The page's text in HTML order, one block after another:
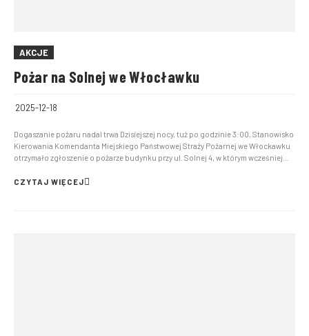
AKCJE
Pożar na Solnej we Włocławku
2025-12-18
Dogaszanie pożaru nadal trwa Dzisiejszej nocy, tuż po godzinie 3:00, Stanowisko
Kierowania Komendanta Miejskiego Państwowej Straży Pożarnej we Włockawku
otrzymało zgłoszenie o pożarze budynku przy ul. Solnej 4, w którym wcześniej
zastępów Państwowej Straży Pożarnej. Po dojeździe...
CZYTAJ WIĘCEJ